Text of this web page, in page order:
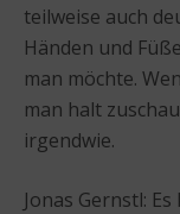
teilweise auch
Händen und
man möchte.
man halt
irgendwie.
Jonas Gernstl: